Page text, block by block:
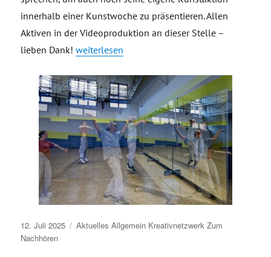
innerhalb einer Kunstwoche zu präsentieren. Allen
Aktiven in der Videoproduktion an dieser Stelle –
lieben Dank! „Making of Videoproduktion Kleinstadtlabor
weiterlesen
Veröffentlicht
am
12. Juli 2025 Aktuelles Allgemein Kreativnetzwerk Zum
Nachhören